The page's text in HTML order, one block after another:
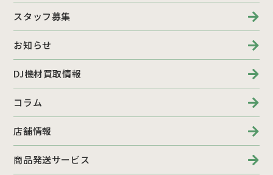
スタッフ募集
お知らせ
DJ機材買取情報
コラム
店舗情報
商品発送サービス